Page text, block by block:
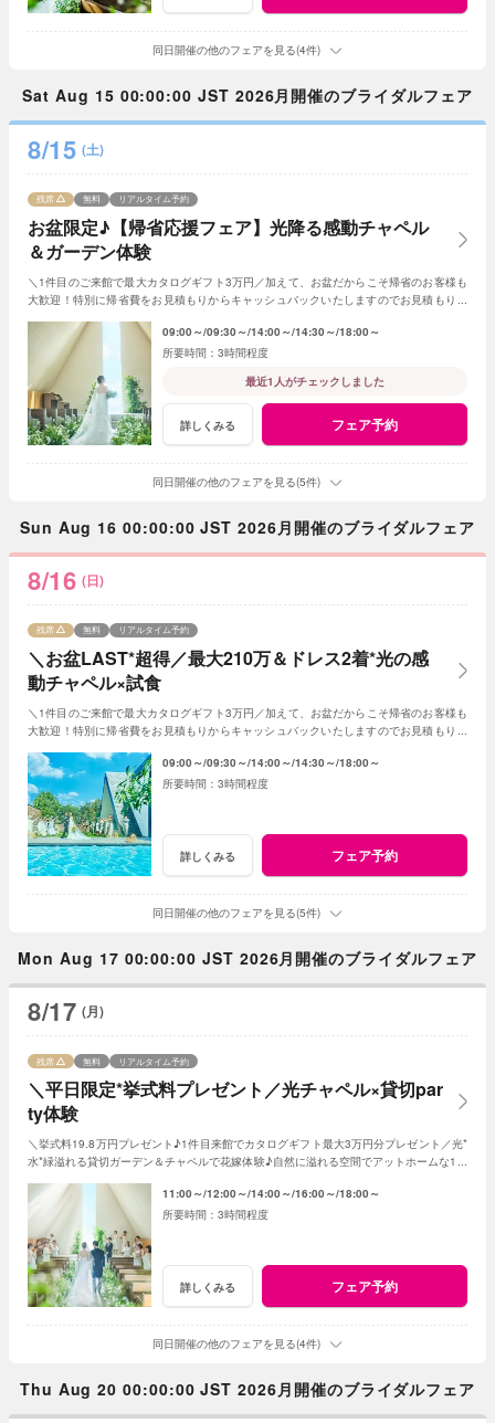
同日開催の他のフェアを見る(4件)
Sat Aug 15 00:00:00 JST 2026月開催のブライダルフェア
8/15 (土)
お盆限定♪【帰省応援フェア】光降る感動チャペル
＆ガーデン体験
残席 無料 リアルタイム予約
＼1件目のご来館で最大カタログギフト3万円／加えて、お盆だからこそ帰省のお客様も
大歓迎！特別に帰省費をお見積もりからキャッシュバックいたしますのでお見積もり作
09:00～ 09:30～ 14:00～ 14:30～ 18:00～
3時間程度
最近1人がチェックしました
詳しくみる フェア予約
同日開催の他のフェアを見る(5件)
Sun Aug 16 00:00:00 JST 2026月開催のブライダルフェア
8/16 (日)
＼お盆LAST*超得／最大210万＆ドレス2着*光の感
動チャペル×試食
残席 無料 リアルタイム予約
＼1件目のご来館で最大カタログギフト3万円／加えて、お盆だからこそ帰省のお客様も
大歓迎！特別に帰省費をお見積もりからキャッシュバックいたしますのでお見積もり作
09:00～ 09:30～ 14:00～ 14:30～ 18:00～
3時間程度
詳しくみる フェア予約
同日開催の他のフェアを見る(5件)
Mon Aug 17 00:00:00 JST 2026月開催のブライダルフェア
8/17 (月)
＼平日限定*挙式料プレゼント／光チャペル×貸切par
ty体験
残席 無料 リアルタイム予約
＼挙式料19.8万円プレゼント♪1件目来館でカタログギフト最大3万円分プレゼント／光*
水*緑溢れる貸切ガーデン＆チャペルで花嫁体験♪自然に溢れる空間でアットホームな1日
11:00～ 12:00～ 14:00～ 16:00～ 18:00～
3時間程度
詳しくみる フェア予約
同日開催の他のフェアを見る(4件)
Thu Aug 20 00:00:00 JST 2026月開催のブライダルフェア